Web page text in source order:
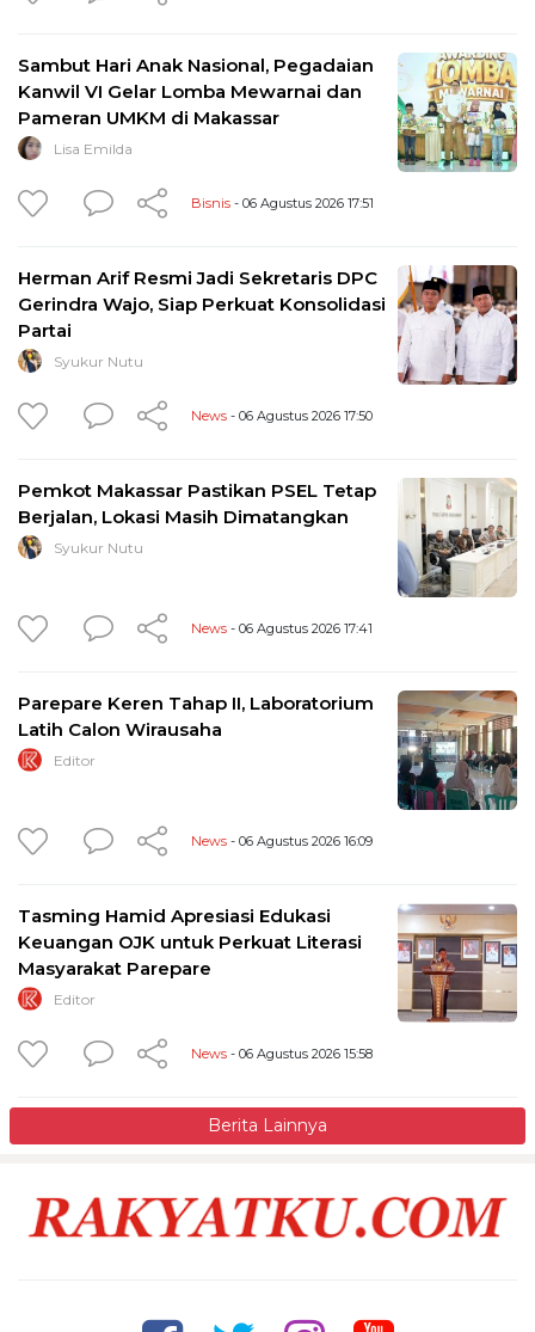
Sambut Hari Anak Nasional, Pegadaian
Kanwil VI Gelar Lomba Mewarnai dan
Pameran UMKM di Makassar
Lisa Emilda
Bisnis - 06 Agustus 2026 17:51
Herman Arif Resmi Jadi Sekretaris DPC
Gerindra Wajo, Siap Perkuat Konsolidasi
Partai
Syukur Nutu
News - 06 Agustus 2026 17:50
Pemkot Makassar Pastikan PSEL Tetap
Berjalan, Lokasi Masih Dimatangkan
Syukur Nutu
News - 06 Agustus 2026 17:41
Parepare Keren Tahap II, Laboratorium
Latih Calon Wirausaha
Editor
News - 06 Agustus 2026 16:09
Tasming Hamid Apresiasi Edukasi
Keuangan OJK untuk Perkuat Literasi
Masyarakat Parepare
Editor
News - 06 Agustus 2026 15:58
Berita Lainnya